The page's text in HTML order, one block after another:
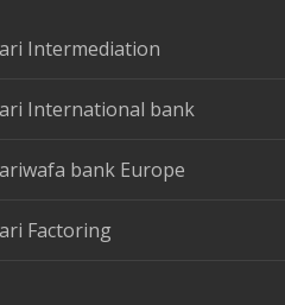
Intermediation
International bank
bank Europe
Factoring